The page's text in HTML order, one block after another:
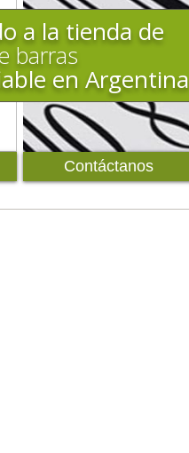
a la tienda de
barras
en Argentina
Contáctanos